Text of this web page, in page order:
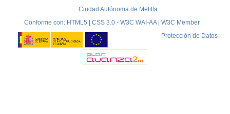
Ciudad Autónoma de Melilla
Conforme con: HTML5 | CSS 3.0 - W3C WAI-AA | W3C Member
Protección de Datos